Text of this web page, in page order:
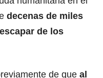
decenas de miles
de los
de que al